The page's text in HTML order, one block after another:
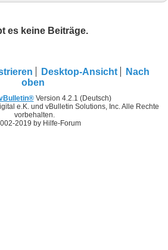
es keine Beiträge.
Desktop-Ansicht
Nach
oben
Version 4.2.1 (Deutsch)
e.K. und vBulletin Solutions, Inc. Alle Rechte
vorbehalten.
2019 by Hilfe-Forum